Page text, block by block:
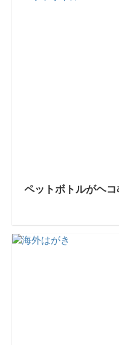
ペットボトルがヘ